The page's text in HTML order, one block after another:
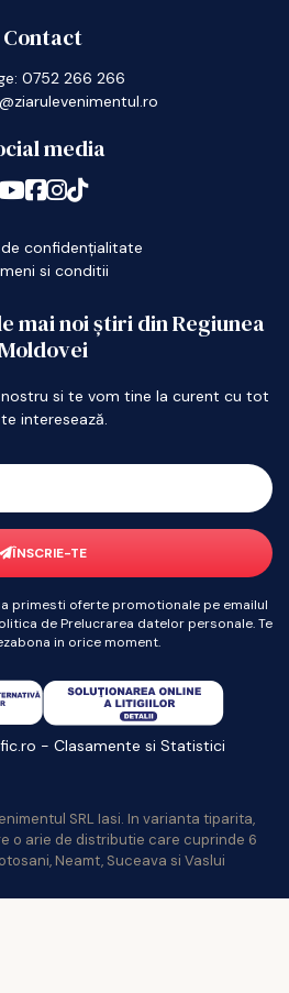
Contact
0752 266 266
media
confidențialitate
si conditii
mai noi știri din Regiunea
Moldovei
si te vom tine la curent cu tot
interesează.
ÎNSCRIE-TE
primesti oferte promotionale pe emailul
de Prelucrarea datelor personale. Te
in orice moment.
SRL Iasi. In varianta tiparita,
o arie de distributie care cuprinde 6
Neamt, Suceava si Vaslui